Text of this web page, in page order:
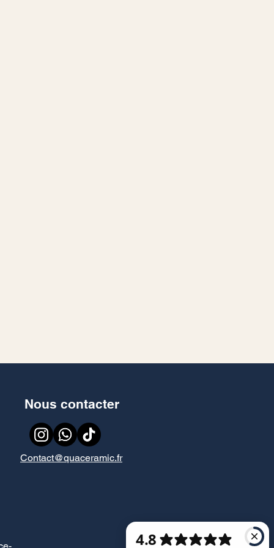
Nous contacter
Contact@quaceramic.fr